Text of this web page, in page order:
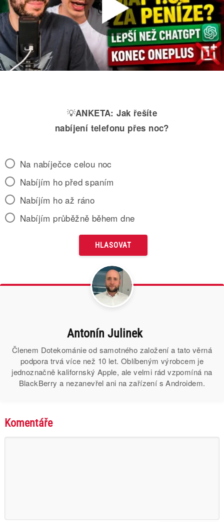
💡ANKETA: Jak řešíte
nabíjení telefonu přes noc?
Na nabíječce celou noc
Nabíjím ho před spaním
Nabíjím ho až ráno
Nabíjím průběžně během dne
Antonín Julinek
Členem Dotekománie od samotného založení a tato věrná
podpora trvá více než 10 let. Oblíbeným výrobcem je
jednoznačně kalifornský Apple, ale velmi rád vzpomíná na
BlackBerry a nezanevřel ani na zařízení s Androidem.
Komentáře